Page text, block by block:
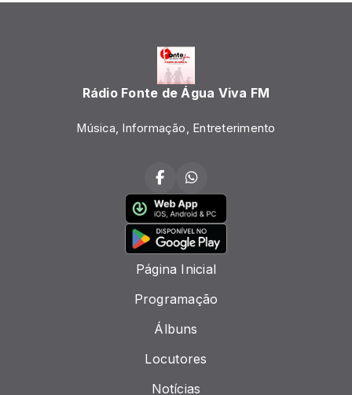
Rádio Fonte de Água Viva FM
Música, Informação, Entreterimento
Página Inicial
Programação
Álbuns
Locutores
Notícias